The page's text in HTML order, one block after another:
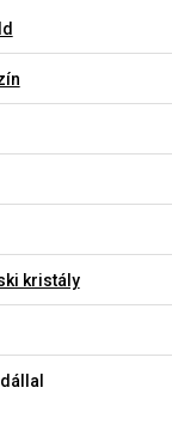
kristály